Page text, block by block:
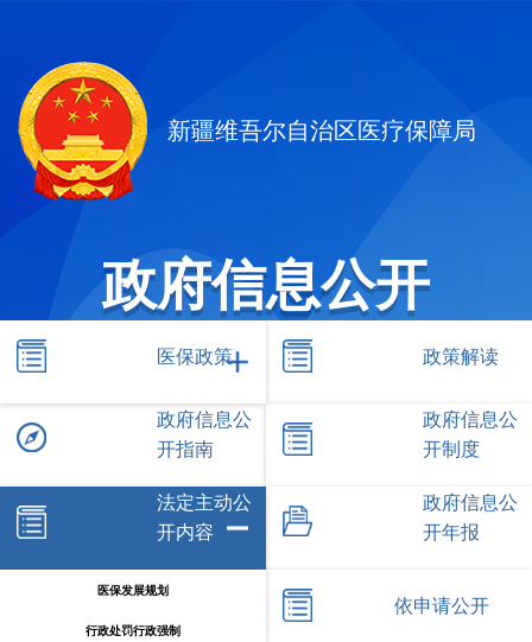
新疆维吾尔自治区医疗保障局
政府信息公开
医保政策 政策解读
政府信息公
开指南
政府信息公
开制度
法定主动公
开内容
医保发展规划
行政处罚行政强制
政府信息公
开年报
依申请公开